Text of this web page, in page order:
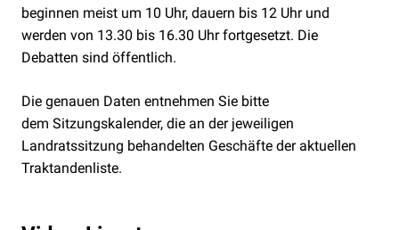
beginnen meist um 10 Uhr, dauern bis 12 Uhr und
werden von 13.30 bis 16.30 Uhr fortgesetzt. Die
Debatten sind öffentlich.
Die genauen Daten entnehmen Sie bitte
dem Sitzungskalender, die an der jeweiligen
Landratssitzung behandelten Geschäfte der aktuellen
Traktandenliste.